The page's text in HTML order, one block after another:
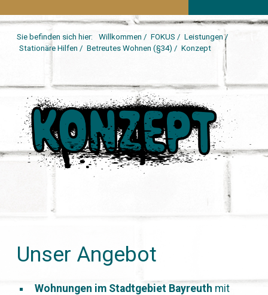
Sie befinden sich hier: Willkommen / FOKUS / Leistungen /
Stationäre Hilfen / Betreutes Wohnen (§34) / Konzept
Unser Angebot
Wohnungen im Stadtgebiet Bayreuth mit